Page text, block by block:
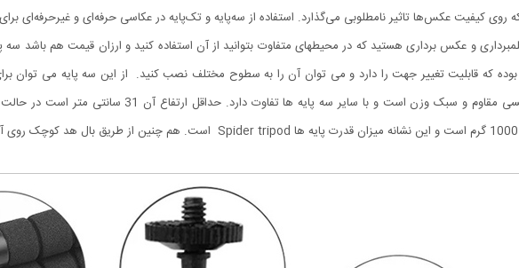
روی کیفیت عکس‌ها تاثیر نامطلوبی می‌گذارد. استفاده از سه‌پایه و تک‌پایه در عکاسی حرفه‌ای و غیرحرفه‌ای